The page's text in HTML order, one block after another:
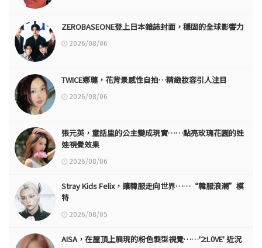
ZEROBASEONE登上日本雜誌封面，穩固的全球影響力
2026/08/06
TWICE娜璉，花背景感性自拍…精緻妝容引人注目
2026/08/06
張元英，童話里的公主變成現實……點亮玫瑰花園的娃
娃視覺效果
2026/08/06
Stray Kids Felix，讓韓服走向世界……“韓服浪潮”模
特
2026/08/05
AISA，在屋頂上展現的粉色髮型視覺……'2:L0VE' 近況